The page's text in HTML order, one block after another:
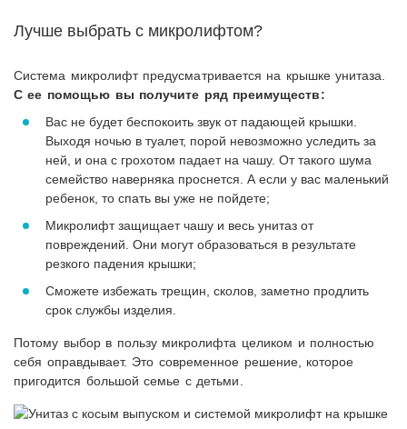
Лучше выбрать с микролифтом?
Система микролифт предусматривается на крышке унитаза.
С ее помощью вы получите ряд преимуществ:
Вас не будет беспокоить звук от падающей крышки.
Выходя ночью в туалет, порой невозможно уследить за
ней, и она с грохотом падает на чашу. От такого шума
семейство наверняка проснется. А если у вас маленький
ребенок, то спать вы уже не пойдете;
Микролифт защищает чашу и весь унитаз от
повреждений. Они могут образоваться в результате
резкого падения крышки;
Сможете избежать трещин, сколов, заметно продлить
срок службы изделия.
Потому выбор в пользу микролифта целиком и полностью
себя оправдывает. Это современное решение, которое
пригодится большой семье с детьми.